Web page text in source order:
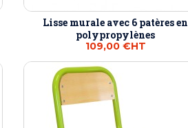
Lisse murale avec 6 patères en
polypropylènes
109,00 €HT